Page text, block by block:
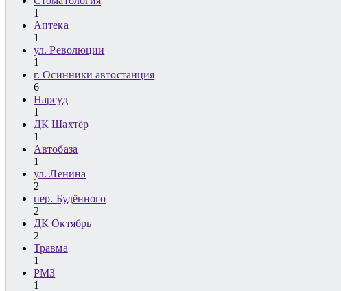
1
Аптека
1
ул. Революции
1
г. Осинники автостанция
6
Нарсуд
1
ДК Шахтёр
1
Автобаза
1
ул. Ленина
2
пер. Будённого
2
ДК Октябрь
2
Травма
1
РМЗ
1